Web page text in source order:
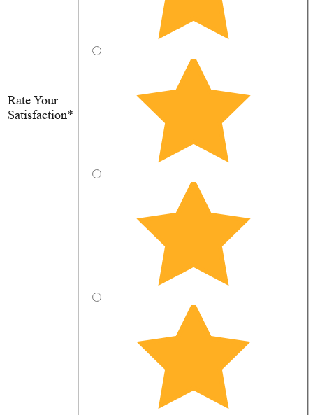
Rate Your
Satisfaction*